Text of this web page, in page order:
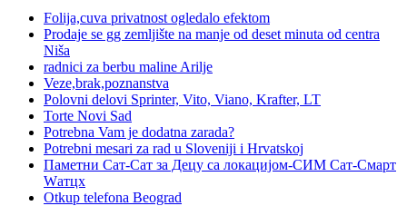
Folija,cuva privatnost ogledalo efektom
Prodaje se gg zemljište na manje od deset minuta od centra
Niša
radnici za berbu maline Arilje
Veze,brak,poznanstva
Polovni delovi Sprinter, Vito, Viano, Krafter, LT
Torte Novi Sad
Potrebna Vam je dodatna zarada?
Potrebni mesari za rad u Sloveniji i Hrvatskoj
Паметни Сат-Сат за Децу са локацијом-СИМ Сат-Смарт
Wатцх
Otkup telefona Beograd